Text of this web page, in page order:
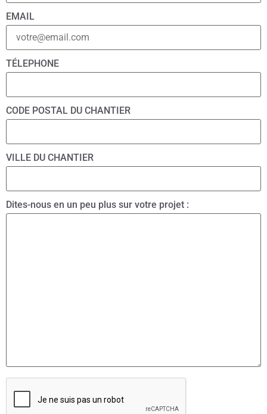
EMAIL
TÉLEPHONE
CODE POSTAL DU CHANTIER
VILLE DU CHANTIER
Dites-nous en un peu plus sur votre projet :